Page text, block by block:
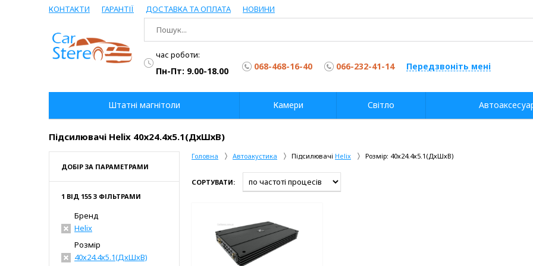
Підсилювачі Helix 40х24.4х5.1(ДхШхВ)
Головна Автоакустика Підсилювачі Helix Розмір: 40х24.4х5.1(ДхШхВ)
СОРТУВАТИ:
ДОБІР ЗА ПАРАМЕТРАМИ
1 ВІД 155 З ФІЛЬТРАМИ
Бренд
Helix
Розмір
40х24.4х5.1(ДхШхВ)
КОНТАКТИ ГАРАНТІЇ ДОСТАВКА ТА ОПЛАТА НОВИНИ
час роботи:
Пн-Пт: 9.00-18.00 068-468-16-40 066-232-41-14 Передзвоніть мені
Штатні магнітоли Камери Світло